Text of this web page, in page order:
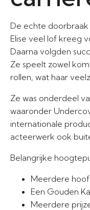
De echte doorbraak
Elise veel lof kreeg
Daarna volgden
Ze speelt zowel
rollen, wat haar
Ze was onderdeel
waaronder
internationale
acteerwerk ook
Belangrijke
Meerdere
Een Gouden
Meerdere